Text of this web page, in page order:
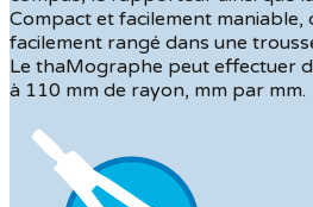
Compact et facilement maniable,
facilement rangé dans une
Le thaMographe peut effectuer
à 110 mm de rayon, mm par mm.